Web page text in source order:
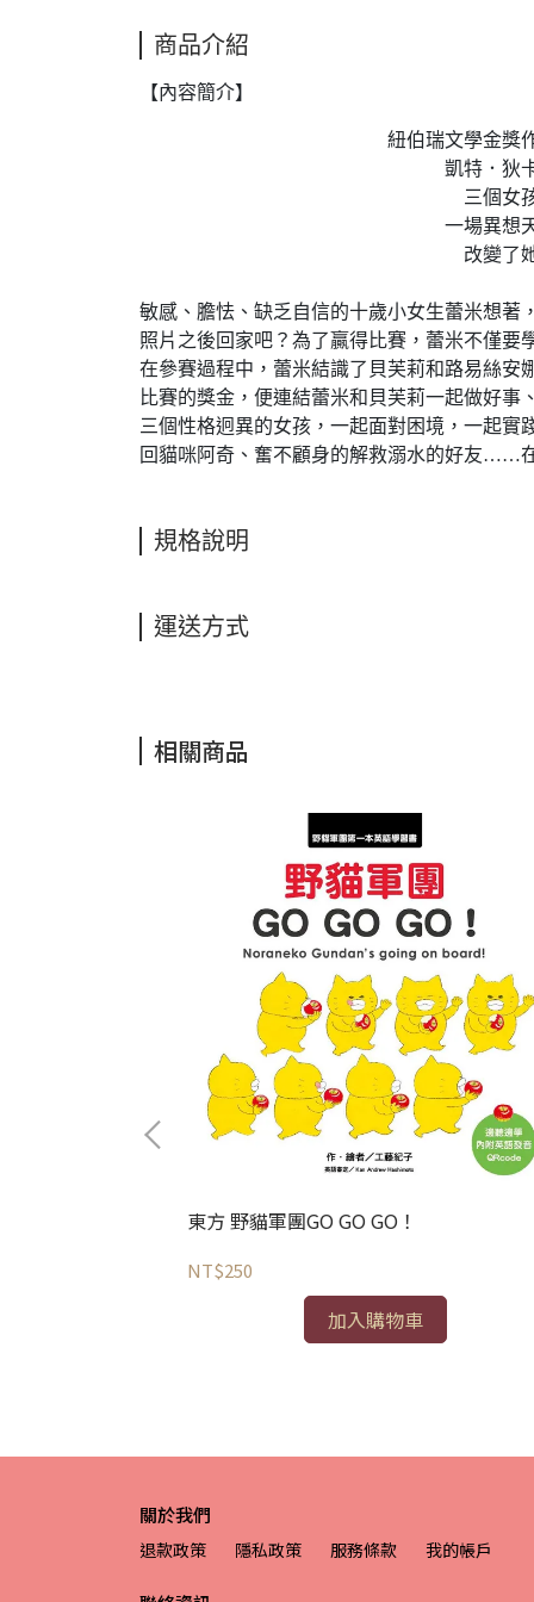
商品介紹
【內容簡介】
紐伯瑞文學金獎作家+紐約
凱特．狄卡密歐最
三個女孩，一段
一場異想天開的選
改變了她們的人
敏感、膽怯、缺乏自信的十歲小女生蕾米想著
照片之後回家吧？為了贏得比賽，蕾米不僅要
在參賽過程中，蕾米結識了貝芙莉和路易絲安
比賽的獎金，便連結蕾米和貝芙莉一起做好事
三個性格迥異的女孩，一起面對困境，一起
回貓咪阿奇、奮不顧身的解救溺水的好友……
規格說明
運送方式
相關商品
東方 野貓軍團GO GO GO！
NT$250
加入購物車
關於我們
退款政策 隱私政策 服務條款 我的帳戶